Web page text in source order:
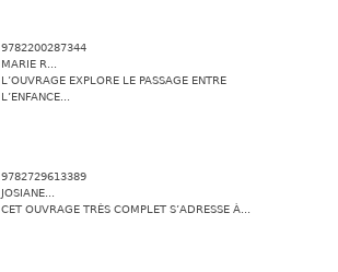
9782200287344
MARIE R...
L’OUVRAGE EXPLORE LE PASSAGE ENTRE
L’ENFANCE...
9782729613389
JOSIANE...
CET OUVRAGE TRÈS COMPLET S’ADRESSE À...